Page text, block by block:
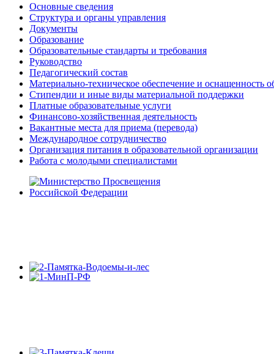
Основные сведения
Структура и органы управления
Документы
Образование
Образовательные стандарты и требования
Руководство
Педагогический состав
Материально-техническое обеспечение и оснащенность
Стипендии и иные виды материальной поддержки
Платные образовательные услуги
Финансово-хозяйственная деятельность
Вакантные места для приема (перевода)
Международное сотрудничество
Организация питания в образовательной организации
Работа с молодыми специалистами